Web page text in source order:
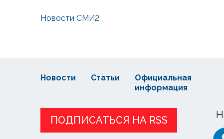
Новости СМИ2
ПОДПИСАТЬСЯ НА RSS
Новости Статьи
Официальная
информация